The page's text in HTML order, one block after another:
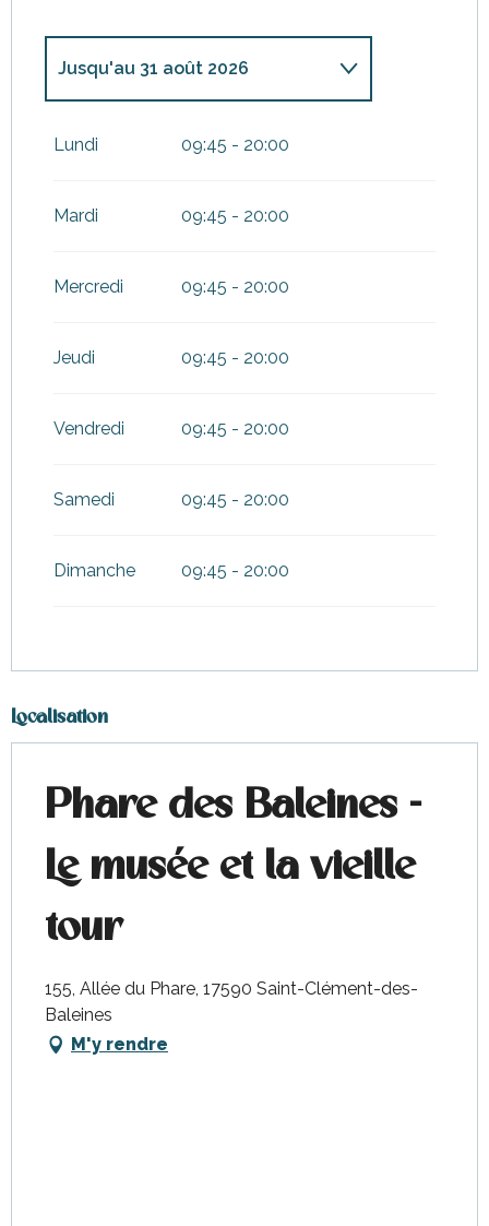
2026
Jusqu'au 31 août 2026
Lundi 09:45 - 20:00
Mardi 09:45 - 20:00
Mercredi 09:45 - 20:00
Jeudi 09:45 - 20:00
Vendredi 09:45 - 20:00
Samedi 09:45 - 20:00
Dimanche 09:45 - 20:00
Localisation
Phare des Baleines -
Le musée et la vieille
tour
155, Allée du Phare, 17590 Saint-Clément-des-
Baleines
M'y rendre